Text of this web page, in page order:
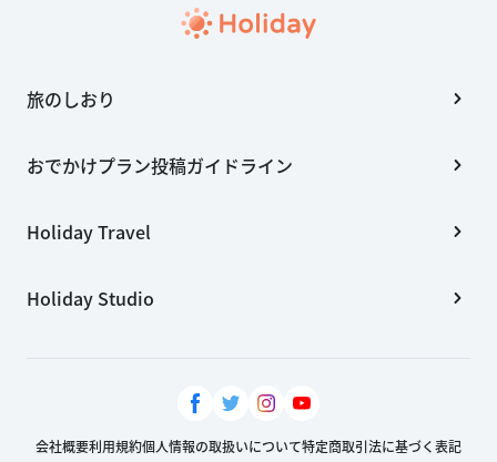
旅のしおり
おでかけプラン投稿ガイドライン
Holiday Travel
Holiday Studio
会社概要利用規約個人情報の取扱いについて特定商取引法に基づく表記